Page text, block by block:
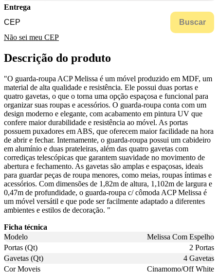
Entrega
Buscar
Não sei meu CEP
Descrição do produto
"O guarda-roupa ACP Melissa é um móvel produzido em MDF, um
material de alta qualidade e resistência. Ele possui duas portas e
quatro gavetas, o que o torna uma opção espaçosa e funcional para
organizar suas roupas e acessórios. O guarda-roupa conta com um
design moderno e elegante, com acabamento em pintura UV que
confere maior durabilidade e resistência ao móvel. As portas
possuem puxadores em ABS, que oferecem maior facilidade na hora
de abrir e fechar. Internamente, o guarda-roupa possui um cabideiro
em alumínio e duas prateleiras, além das quatro gavetas com
corrediças telescópicas que garantem suavidade no movimento de
abertura e fechamento. As gavetas são amplas e espaçosas, ideais
para guardar peças de roupa menores, como meias, roupas íntimas e
acessórios. Com dimensões de 1,82m de altura, 1,102m de largura e
0,47m de profundidade, o guarda-roupa c/ cômoda ACP Melissa é
um móvel versátil e que pode ser facilmente adaptado a diferentes
ambientes e estilos de decoração. "
Ficha técnica
Modelo
Melissa Com Espelho
Portas (Qt)
2 Portas
Gavetas (Qt)
4 Gavetas
Cor Moveis
Cinamomo/Off White